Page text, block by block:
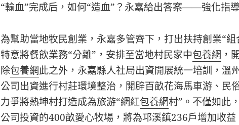
“輸血”完成后，如何“造血”？永嘉給出答案——強化指
為幫助當地牧民創業，永嘉多管齊下，打出扶持創業“組
特意將餐飲業務“分離”，安排至當地村民家中包養網 ，
除包養網此之外，永嘉縣人社局出資開展統一培訓，溫
公司出資進行村莊環境整治，開辟百畝花海馬車游、民
力爭將熱坤村打造成為旅游“網紅包養網村”。不僅如此
公司投資的400畝愛心牧場，將為邛溪鎮236戶增加收